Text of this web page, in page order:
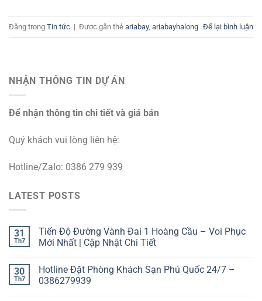
Đăng trong Tin tức | Được gắn thẻ ariabay, ariabayhalong Để lại bình luận
NHẬN THÔNG TIN DỰ ÁN
Để nhận thông tin chi tiết và giá bán
Quý khách vui lòng liên hệ:
Hotline/Zalo: 0386 279 939
LATEST POSTS
31
Th7
Tiến Độ Đường Vành Đai 1 Hoàng Cầu – Voi Phục
Mới Nhất | Cập Nhật Chi Tiết
30
Th7
Hotline Đặt Phòng Khách Sạn Phú Quốc 24/7 –
0386279939